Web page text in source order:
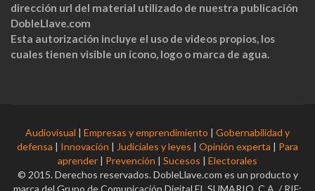
dirección url del material utilizado de nuestra publicación
DobleLlave.com
Esta autorización incluye el uso de videos propios, los
cuales tienen visible un ícono, logo o marca de agua.
Audiovisual | Empresas y emprendimiento | Gobernabilidad y
defensa | Innovación | Judiciales y leyes | Opinión experta | Para
aprender | Prevención | Sucesos | Electorales
© 2015. Derechos reservados. DobleLlave.com es un producto y
marca del Grupo de Comunicación Digital EL SUMARIO, C.A. / RIF: